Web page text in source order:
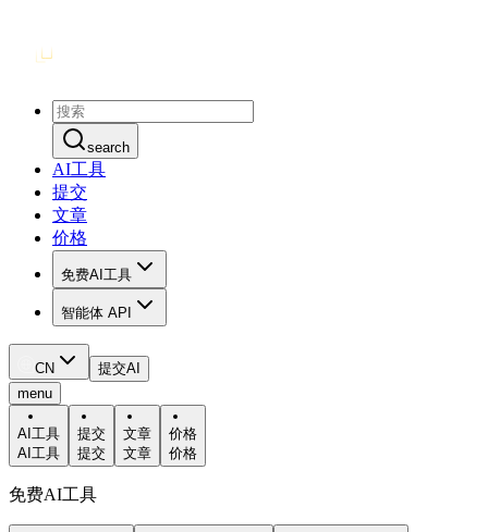
search
AI工具
提交
文章
价格
免费AI工具
智能体 API
CN
提交AI
menu
AI工具
AI工具
提交
提交
文章
文章
价格
价格
免费AI工具